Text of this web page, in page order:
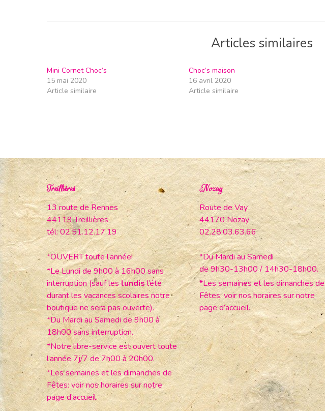
Articles similaires
Mini Cornet Choc’s
15 mai 2020
Article similaire
Choc’s maison
16 avril 2020
Article similaire
Treillières
13 route de Rennes
44119 Treillières
tél: 02.51.12.17.19
*OUVERT toute l’année!
*Le Lundi de 9h00 à 16h00 sans
interruption (sauf leslundisl’été
durant les vacances scolaires notre
boutique ne sera pas ouverte).
*Du Mardi au Samedi de 9h00 à
18h00 sans interruption.
*Notre libre-service est ouvert toute
l’année 7j/7 de 7h00 à 20h00.
*Les semaines et les dimanches de
Fêtes: voir nos horaires sur notre
page d’accueil.
Nozay
Route de Vay
44170 Nozay
02.28.03.63.66
*Du Mardi au Samedi
de 9h30-13h00 / 14h30-18h00.
*Les semaines et les dimanches de
Fêtes: voir nos horaires sur notre
page d’accueil.